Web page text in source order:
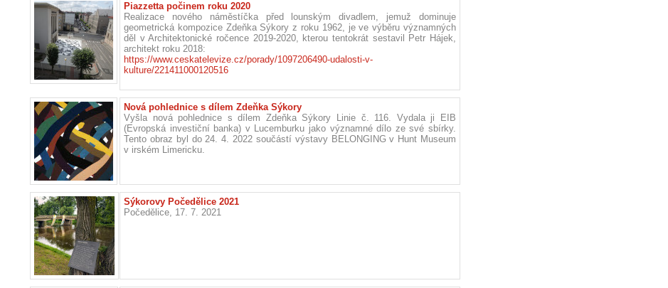
Piazzetta počinem roku 2020
Realizace nového náměstíčka před lounským divadlem, jemuž dominuje
geometrická kompozice Zdeňka Sýkory z roku 1962, je ve výběru významných
děl v Architektonické ročence 2019-2020, kterou tentokrát sestavil Petr Hájek,
architekt roku 2018:
https://www.ceskatelevize.cz/porady/1097206490-udalosti-v-
kulture/221411000120516
Nová pohlednice s dílem Zdeňka Sýkory
Vyšla nová pohlednice s dílem Zdeňka Sýkory Linie č. 116. Vydala ji EIB
(Evropská investiční banka) v Lucemburku jako významné dílo ze své sbírky.
Tento obraz byl do 24. 4. 2022 součástí výstavy BELONGING v Hunt Museum
v irském Limericku.
Sýkorovy Počedělice 2021
Počedělice, 17. 7. 2021